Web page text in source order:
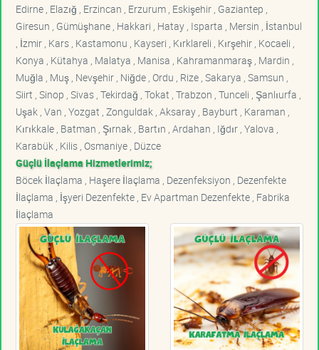
Edirne , Elazığ , Erzincan , Erzurum , Eskişehir , Gaziantep ,
Giresun , Gümüşhane , Hakkari , Hatay , Isparta , Mersin , İstanbul
, İzmir , Kars , Kastamonu , Kayseri , Kırklareli , Kırşehir , Kocaeli ,
Konya , Kütahya , Malatya , Manisa , Kahramanmaraş , Mardin ,
Muğla , Muş , Nevşehir , Niğde , Ordu , Rize , Sakarya , Samsun ,
Siirt , Sinop , Sivas , Tekirdağ , Tokat , Trabzon , Tunceli , Şanlıurfa ,
Uşak , Van , Yozgat , Zonguldak , Aksaray , Bayburt , Karaman ,
Kırıkkale , Batman , Şırnak , Bartın , Ardahan , Iğdır , Yalova ,
Karabük , Kilis , Osmaniye , Düzce
Güçlü İlaçlama Hizmetlerimiz;
Böcek İlaçlama , Haşere İlaçlama , Dezenfeksiyon , Dezenfekte
İlaçlama , İşyeri Dezenfekte , Ev Apartman Dezenfekte , Fabrika
İlaçlama